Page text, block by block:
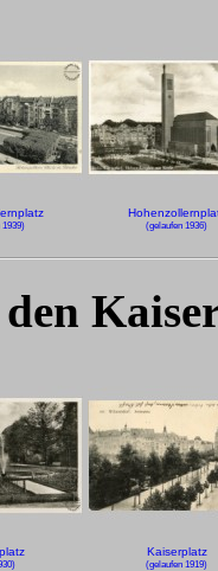
1939) (gelaufen 1936)
Kaiserplatz
(gelaufen 1919)